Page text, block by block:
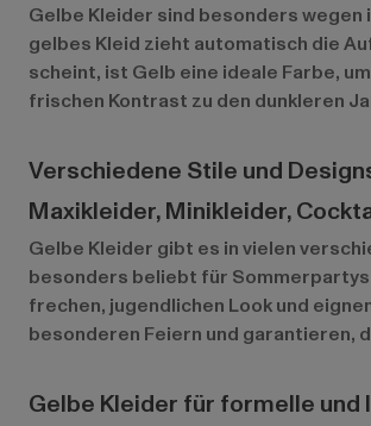
Gelbe Kleider sind besonders
gelbes Kleid zieht automatisch die
scheint, ist Gelb eine ideale Farbe,
frischen Kontrast zu den dunkleren
Verschiedene Stile und
Maxikleider, Minikleider,
Gelbe Kleider gibt es in vielen
besonders beliebt für
frechen, jugendlichen Look und
besonderen Feiern und garantieren,
Gelbe Kleider für formelle und